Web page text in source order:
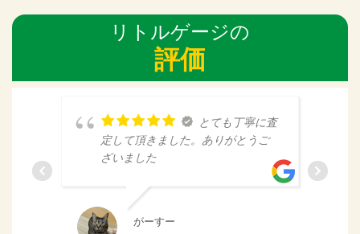
リトルゲージの
評価
とても丁寧に査
定して頂きました。ありがとうご
ざいました
がーすー